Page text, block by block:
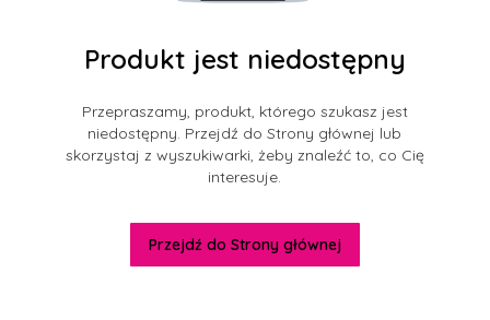
Produkt jest niedostępny
Przepraszamy, produkt, którego szukasz jest
niedostępny. Przejdź do Strony głównej lub
skorzystaj z wyszukiwarki, żeby znaleźć to, co Cię
interesuje.
Przejdź do Strony głównej